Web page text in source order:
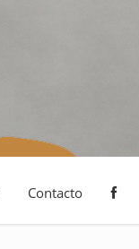
Contacto